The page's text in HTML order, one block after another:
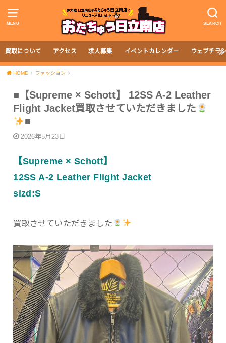
MENU SEARCH
買取について アクセス 求人募集 イベントカレンダー ウェブチラ
HOME ファッション
■【Supreme × Schott】 12SS A-2 Leather
Flight Jacket買取させていただきました
■
2026年5月23日
【Supreme × Schott】
12SS A-2 Leather Flight Jacket
sizd:S
買取させていただきました